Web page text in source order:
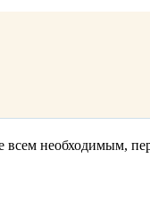
необходимым,